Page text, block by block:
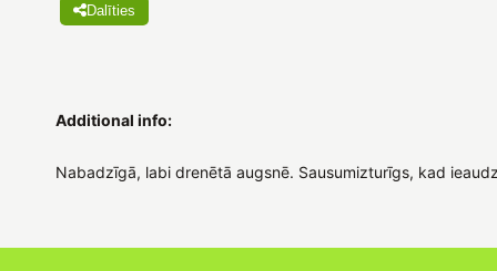
Dalīties
Additional info:
Nabadzīgā, labi drenētā augsnē. Sausumizturīgs, kad